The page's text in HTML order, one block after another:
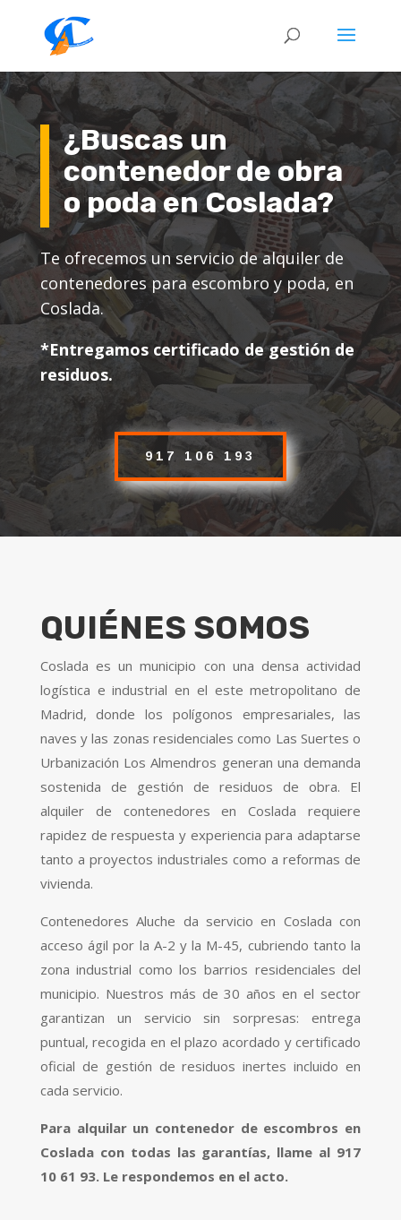
¿Buscas un
contenedor de obra
o poda en Coslada?
Te ofrecemos un servicio de alquiler de
contenedores para escombro y poda, en
Coslada.
*Entregamos certificado de gestión de
residuos.
917 106 193
QUIÉNES SOMOS
Coslada es un municipio con una densa actividad
logística e industrial en el este metropolitano de
Madrid, donde los polígonos empresariales, las
naves y las zonas residenciales como Las Suertes o
Urbanización Los Almendros generan una demanda
sostenida de gestión de residuos de obra. El
alquiler de contenedores en Coslada requiere
rapidez de respuesta y experiencia para adaptarse
tanto a proyectos industriales como a reformas de
vivienda.
Contenedores Aluche da servicio en Coslada con
acceso ágil por la A-2 y la M-45, cubriendo tanto la
zona industrial como los barrios residenciales del
municipio. Nuestros más de 30 años en el sector
garantizan un servicio sin sorpresas: entrega
puntual, recogida en el plazo acordado y certificado
oficial de gestión de residuos inertes incluido en
cada servicio.
Para alquilar un contenedor de escombros en
Coslada con todas las garantías, llame al 917
10 61 93. Le respondemos en el acto.